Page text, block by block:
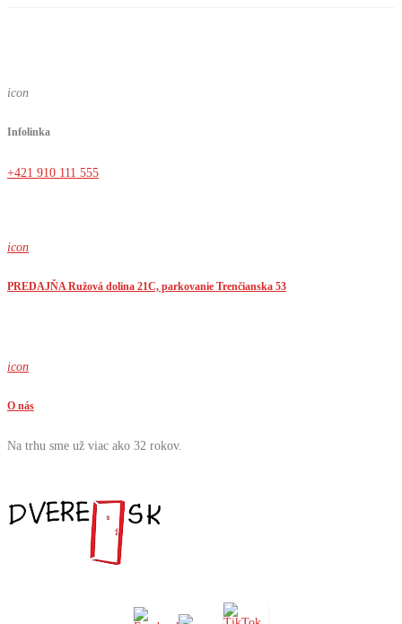
icon
Infolinka
+421 910 111 555
icon
PREDAJŇA Ružová dolina 21C, parkovanie Trenčianska 53
icon
O nás
Na trhu sme už viac ako 32 rokov.